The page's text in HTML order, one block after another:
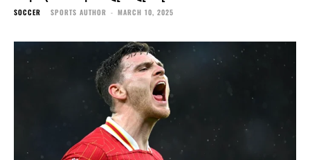
SOCCER SPORTS AUTHOR - MARCH 10, 2025